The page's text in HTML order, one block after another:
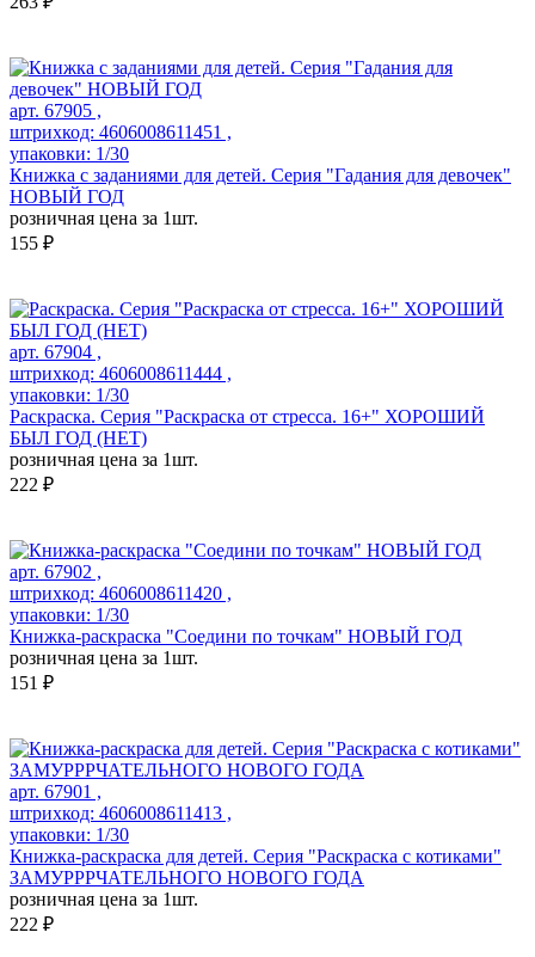
арт. 67905 ,
штрихкод: 4606008611451 ,
упаковки: 1/30
Книжка с заданиями для детей. Серия "Гадания для девочек"
НОВЫЙ ГОД
розничная цена за 1шт.
155 ₽
арт. 67904 ,
штрихкод: 4606008611444 ,
упаковки: 1/30
Раскраска. Серия "Раскраска от стресса. 16+" ХОРОШИЙ
БЫЛ ГОД (НЕТ)
розничная цена за 1шт.
222 ₽
арт. 67902 ,
штрихкод: 4606008611420 ,
упаковки: 1/30
Книжка-раскраска "Соедини по точкам" НОВЫЙ ГОД
розничная цена за 1шт.
151 ₽
арт. 67901 ,
штрихкод: 4606008611413 ,
упаковки: 1/30
Книжка-раскраска для детей. Серия "Раскраска с котиками"
ЗАМУРРРЧАТЕЛЬНОГО НОВОГО ГОДА
розничная цена за 1шт.
222 ₽